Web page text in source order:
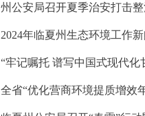
州公安局召开夏季治安打击
2024年临夏州生态环境工作
“牢记嘱托 谱写中国式现代
全省“优化营商环境提质增效